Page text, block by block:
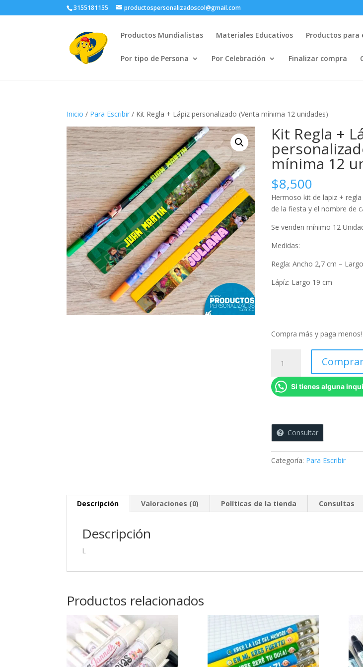
3155181155 productospersonalizadoscol@gmail.com
Productos Mundialistas Materiales Educativos Productos
Por tipo de Persona Por Celebración Finalizar compra
Inicio / Para Escribir / Kit Regla + Lápiz personalizado (Venta mínima 12 unidades)
Kit Regla +
mínima 12
$8,500
Hermoso kit de lapiz +
de la fiesta y el nombre de
Se venden mínimo 12
Medidas:
Regla: Ancho 2,7 cm –
Lápíz: Largo 19 cm
Compra más y paga menos!
Regla
+
Lápiz
mínima
12
cantidad
Si tienes alguna
Consultar
Categoría: Para Escribir
Descripción Valoraciones (0) Políticas de la tienda Consultas
Descripción
L
Productos relacionados